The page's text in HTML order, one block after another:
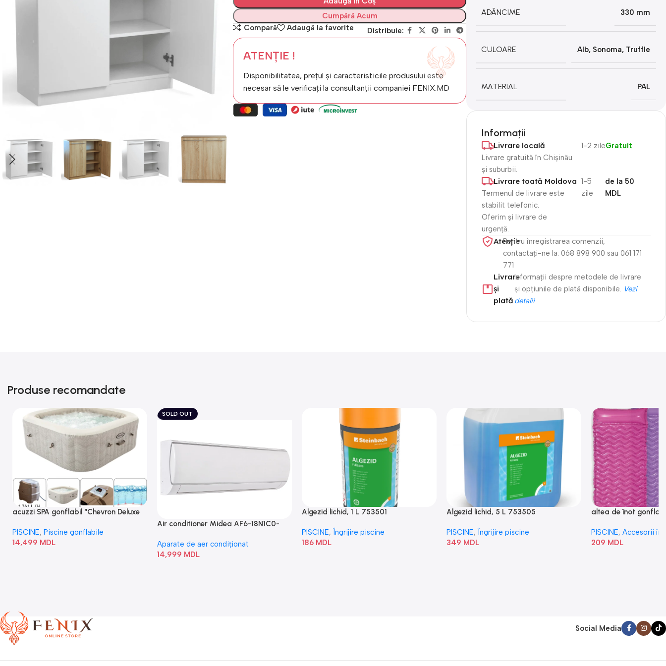
Cumpără Acum
Compară
Adaugă la favorite Distribuie:
ATENȚIE !
Disponibilitatea, prețul și caracteristicile produsului este
necesar să le verificați la consultanții companiei FENIX.MD
ADÂNCIME 330 mm
CULOARE Alb, Sonoma, Truffle
MATERIAL PAL
Informații
Livrare locală
Livrare gratuită în Chișinău
și suburbii.
1-2 zileGratuit
Livrare toată Moldova
Termenul de livrare este
stabilit telefonic.
Oferim și livrare de
urgență.
1-5
zile
de la 50
MDL
Atenție​
Pentru înregistrarea comenzii,
contactați-ne la: 068 898 900 sau 061 171
771
Livrare
și
plată
Informații despre metodele de livrare
și opțiunile de plată disponibile.
Vezi
detalii
Produse recomandate
acuzzi SPA gonflabil “Chevron Deluxe
PISCINE, Piscine gonflabile
14,499 MDL
SOLD OUT
Air conditioner Midea AF6-18N1C0-
Aparate de aer condiționat
14,999 MDL
Algezid lichid, 1 L 753501
PISCINE, Îngrijire piscine
186 MDL
Algezid lichid, 5 L 753505
PISCINE, Îngrijire piscine
349 MDL
altea de înot
PISCINE, Accesorii
209 MDL
Social Media